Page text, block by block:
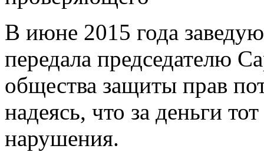
В июне 2015 года
передала председателю
общества защиты прав
надеясь, что за деньги
нарушения.